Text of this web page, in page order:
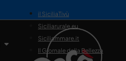
il SiciliaTivù
Siciliarurale.eu
Siciliammare.it
Il Giornale della Bellezza